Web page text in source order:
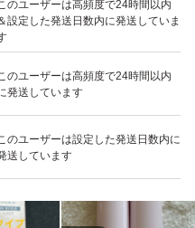
のユーザーは高頻度で24時間以内
設定した発送日数内に発送していま
のユーザーは高頻度で24時間以内
発送しています
のユーザーは設定した発送日数内に
送しています
いいね！
7,800